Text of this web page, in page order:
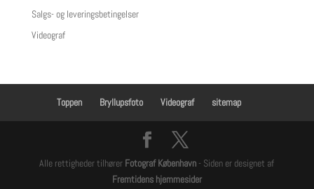
Salgs- og leveringsbetingelser
Videograf
Toppen Bryllupsfoto Videograf sitemap
Alle rettigheder tilhører Fotograf København - Siden er designet af
Fremtidens hjemmesider